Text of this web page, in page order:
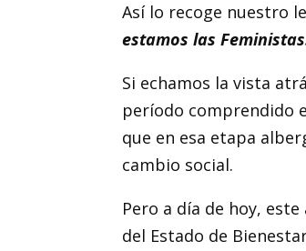
Así lo recoge nuestro
estamos las
Si echamos la vista
período comprendido
que en esa etapa
cambio social.
Pero a día de hoy,
del Estado de